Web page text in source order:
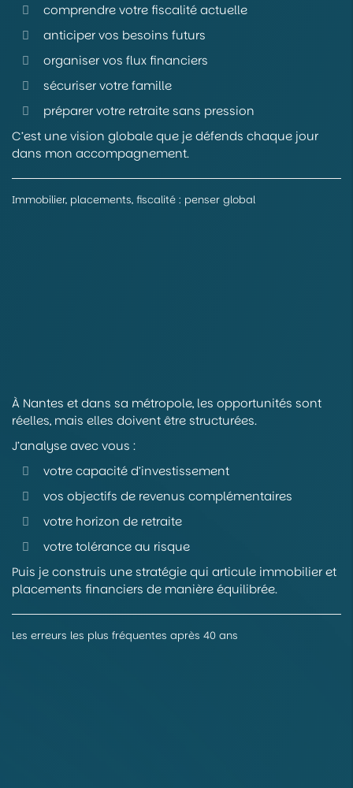
comprendre votre fiscalité actuelle
anticiper vos besoins futurs
organiser vos flux financiers
sécuriser votre famille
préparer votre retraite sans pression
C’est une vision globale que je défends chaque jour
dans mon accompagnement.
Immobilier, placements, fiscalité : penser global
À Nantes et dans sa métropole, les opportunités sont
réelles, mais elles doivent être structurées.
J’analyse avec vous :
votre capacité d’investissement
vos objectifs de revenus complémentaires
votre horizon de retraite
votre tolérance au risque
Puis je construis une stratégie qui articule immobilier et
placements financiers de manière équilibrée.
Les erreurs les plus fréquentes après 40 ans